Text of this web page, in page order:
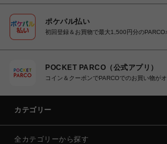
ポケパル払い
初回登録＆お買物で最大1,500円分のPARCO
POCKET PARCO（公式アプリ）
コイン＆クーポンでPARCOでのお買い物が
カテゴリー
全カテゴリーから探す